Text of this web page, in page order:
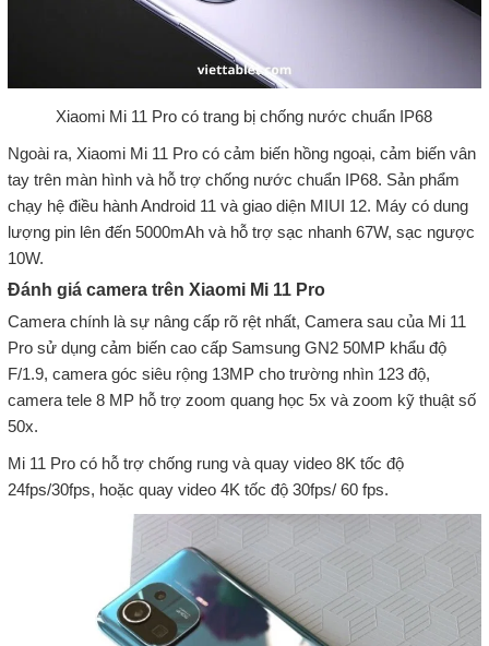
Xiaomi Mi 11 Pro có trang bị chống nước chuẩn IP68
Ngoài ra, Xiaomi Mi 11 Pro có cảm biến hồng ngoại, cảm biến vân
tay trên màn hình và hỗ trợ chống nước chuẩn IP68. Sản phẩm
chạy hệ điều hành Android 11 và giao diện MIUI 12. Máy có dung
lượng pin lên đến 5000mAh và hỗ trợ sạc nhanh 67W, sạc ngược
10W.
Đánh giá camera trên Xiaomi Mi 11 Pro
Camera chính là sự nâng cấp rõ rệt nhất, Camera sau của Mi 11
Pro sử dụng cảm biến cao cấp Samsung GN2 50MP khẩu độ
F/1.9, camera góc siêu rộng 13MP cho trường nhìn 123 độ,
camera tele 8 MP hỗ trợ zoom quang học 5x và zoom kỹ thuật số
50x.
Mi 11 Pro có hỗ trợ chống rung và quay video 8K tốc độ
24fps/30fps, hoặc quay video 4K tốc độ 30fps/ 60 fps.